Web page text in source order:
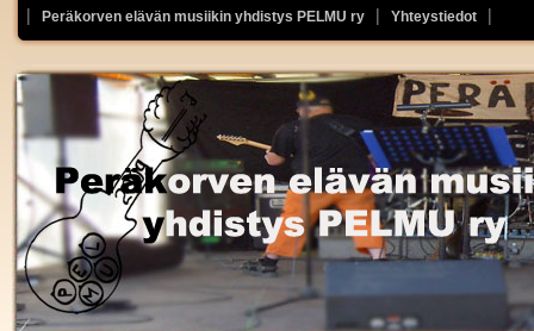
Peräkorven elävän musiikin yhdistys PELMU ry Yhteystiedot